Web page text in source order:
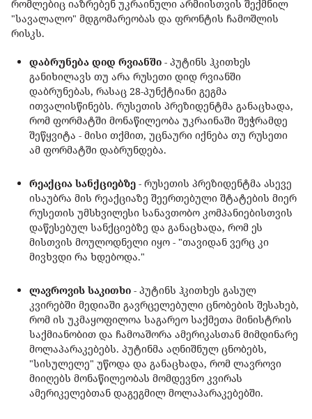
რომლებიც იაზრებენ უკრაინული არმიისთვის შექმნილ
"სავალალო" მდგომარეობას და ფრონტის ჩამოშლის
რისკს.
დაბრუნება დიდ რვიანში - პუტინს ჰკითხეს
განიხილავს თუ არა რუსეთი დიდ რვიანში
დაბრუნებას, რასაც 28-პუნქტიანი გეგმა
ითვალისწინებს. რუსეთის პრეზიდენტმა განაცხადა,
რომ ფორმატში მონაწილეობა უკრაინაში შეჭრამდე
შეწყვიტა - მისი თქმით, უცნაური იქნება თუ რუსეთი
ამ ფორმატში დაბრუნდება.
რეაქცია სანქციებზე - რუსეთის პრეზიდენტმა ასევე
ისაუბრა მის რეაქციაზე შეერთებული შტატების მიერ
რუსეთის უმსხვილესი სანავთობო კომპანიებისთვის
დაწესებულ სანქციებზე და განაცხადა, რომ ეს
მისთვის მოულოდნელი იყო - "თავიდან ვერც კი
მივხვდი რა ხდებოდა."
ლავროვის საკითხი - პუტინს ჰკითხეს გასულ
კვირებში მედიაში გავრცელებული ცნობების შესახებ,
რომ ის უკმაყოფილოა საგარეო საქმეთა მინისტრის
საქმიანობით და ჩამოაშორა ამერიკასთან მიმდინარე
მოლაპარაკებებს. პუტინმა აღნიშნულ ცნობებს,
"სისულელე" უწოდა და განაცხადა, რომ ლავროვი
მიიღებს მონაწილეობას მომდევნო კვირას
ამერიკელებთან დაგეგმილ მოლაპარაკებებში.